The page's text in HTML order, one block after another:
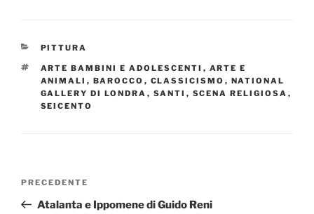
CATEGORIE
PITTURA
TAG
ARTE BAMBINI E ADOLESCENTI , ARTE E
ANIMALI , BAROCCO , CLASSICISMO , NATIONAL
GALLERY DI LONDRA , SANTI , SCENA RELIGIOSA ,
SEICENTO
Navigazione
Articolo
precedente:
PRECEDENTE
Atalanta e Ippomene di Guido Reni